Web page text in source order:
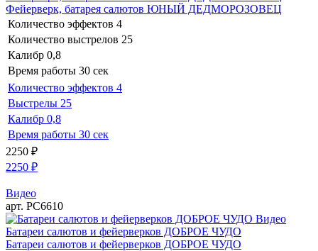
Фейерверк, батарея салютов ЮНЫЙ ДЕДМОРОЗОВЕЦ
Количество эффектов 4
Количество выстрелов 25
Калибр 0,8
Время работы 30 сек
Количество эффектов 4
Выстрелы 25
Калибр 0,8
Время работы 30 сек
2250 ₽
2250 ₽
Видео
арт. РС6610
Видео
Батареи салютов и фейерверков ДОБРОЕ ЧУДО
Батареи салютов и фейерверков ДОБРОЕ ЧУДО